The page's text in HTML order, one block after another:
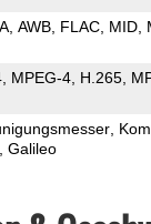
AWB FLAC MID
MPEG-4 H.265
Galileo